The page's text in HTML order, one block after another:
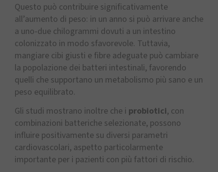
Questo può contribuire significativamente
all’aumento di peso: in un anno si può arrivare anche
a uno-due chilogrammi dovuti a un intestino
colonizzato in modo sfavorevole. Tuttavia,
mangiare cibi giusti e fibre adeguate può cambiare
la popolazione dei batteri intestinali, favorendo
quelli che supportano un metabolismo più sano e un
peso equilibrato.
Gli studi mostrano inoltre che i probiotici, con
combinazioni batteriche selezionate, possono
influire positivamente su diversi parametri
cardiovascolari, aspetto particolarmente
importante per i pazienti con più fattori di rischio.